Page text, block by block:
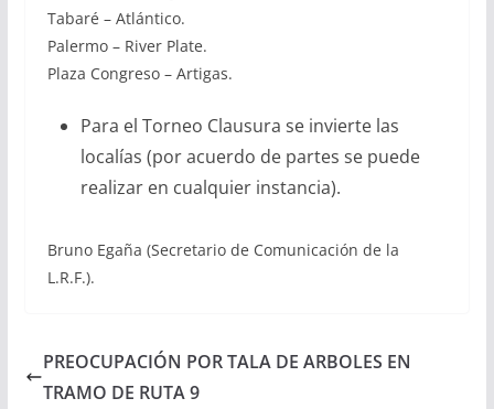
Tabaré – Atlántico.
Palermo – River Plate.
Plaza Congreso – Artigas.
Para el Torneo Clausura se invierte las
localías (por acuerdo de partes se puede
realizar en cualquier instancia).
Bruno Egaña (Secretario de Comunicación de la
L.R.F.).
PREOCUPACIÓN POR TALA DE ARBOLES EN
TRAMO DE RUTA 9